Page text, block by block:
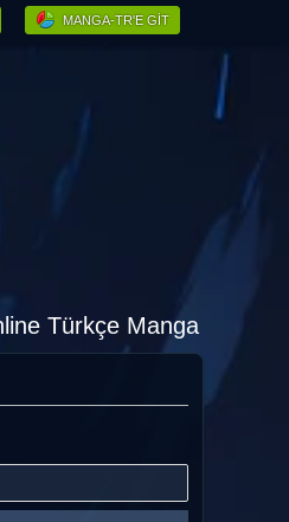
MANGA-TR'E GIT
Türkçe Manga